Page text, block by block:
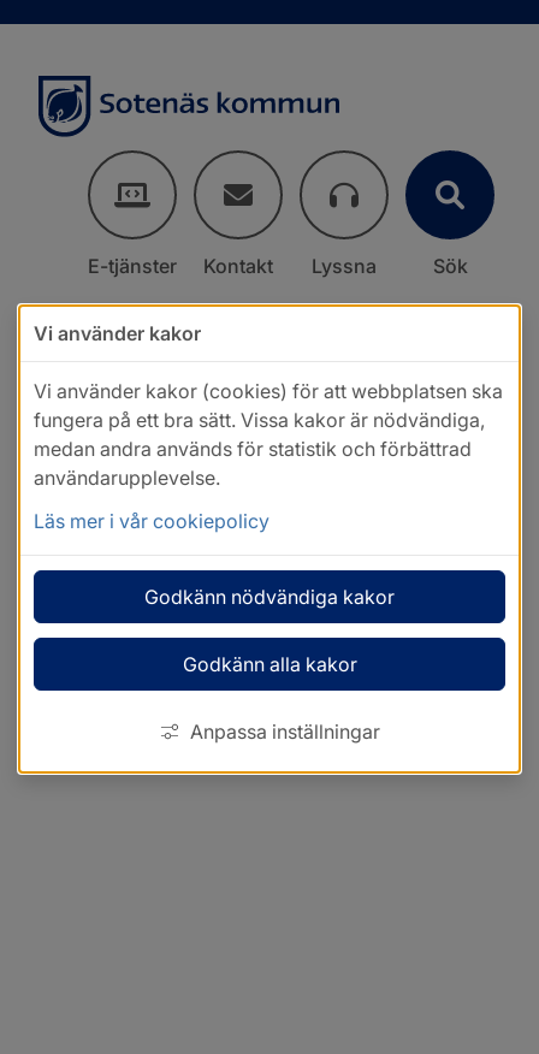
E-tjänster Kontakt Lyssna Sök
Vi använder kakor
Vi använder kakor (cookies) för att webbplatsen ska
fungera på ett bra sätt. Vissa kakor är nödvändiga,
medan andra används för statistik och förbättrad
användarupplevelse.
Läs mer i vår cookiepolicy
Godkänn nödvändiga kakor
Godkänn alla kakor
Anpassa inställningar